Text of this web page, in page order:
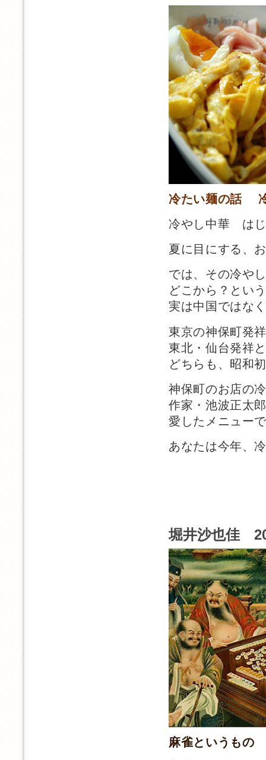
冷たい麺の話
冷やし中華 は
夏に目にする、
では、その冷や
どこから？とい
実は中国ではな
東京の神保町発
東北・仙台発祥
どちらも、昭和
神保町のお店の
作家・池波正太
愛したメニュー
あなたは今年、
堀井沙也佳
麻雀というもの